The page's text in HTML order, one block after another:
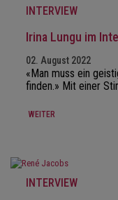
INTERVIEW
Irina Lungu im
02. August 2022
«Man muss ein
finden.» Mit einer
WEITER
INTERVIEW